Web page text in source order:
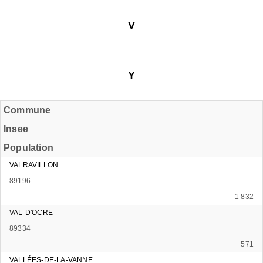
V
Y
Commune
Insee
Population
VALRAVILLON
89196
1 832
VAL-D'OCRE
89334
571
VALLÉES-DE-LA-VANNE